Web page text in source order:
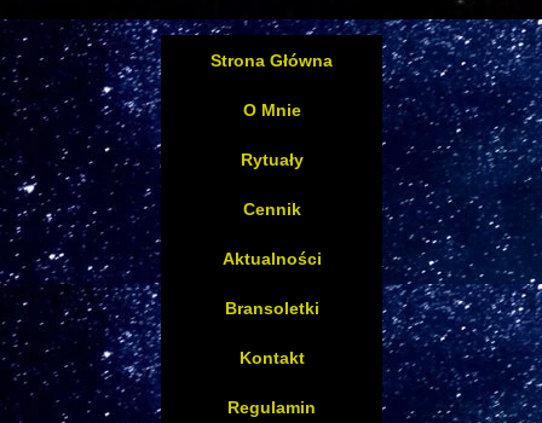
Strona Główna
O Mnie
Rytuały
Cennik
Aktualności
Bransoletki
Kontakt
Regulamin